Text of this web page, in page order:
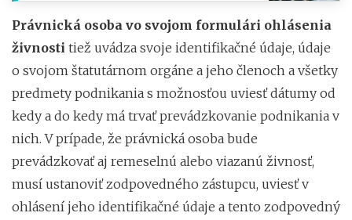
Právnická osoba vo svojom formulári ohlásenia
živnosti tiež uvádza svoje identifikačné údaje, údaje
o svojom štatutárnom orgáne a jeho členoch a všetky
predmety podnikania s možnosťou uviesť dátumy od
kedy a do kedy má trvať prevádzkovanie podnikania v
nich. V prípade, že právnická osoba bude
prevádzkovať aj remeselnú alebo viazanú živnosť,
musí ustanoviť zodpovedného zástupcu, uviesť v
ohlásení jeho identifikačné údaje a tento zodpovedný